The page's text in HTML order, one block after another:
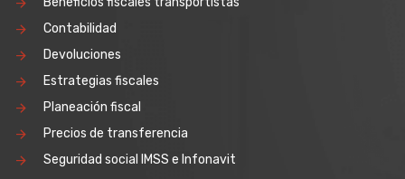
Contabilidad
Devoluciones
Estrategias fiscales
Planeación fiscal
Precios de transferencia
Seguridad social IMSS e Infonavit